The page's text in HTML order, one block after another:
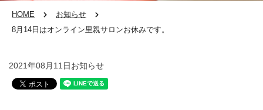
HOME
お知らせ
8月14日はオンライン里親サロンお休みです。
2021年08月11日お知らせ